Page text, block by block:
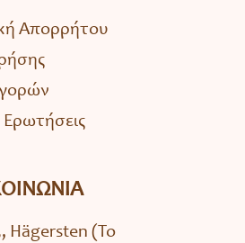
Απορρήτου
Ερωτήσεις
Hägersten (To